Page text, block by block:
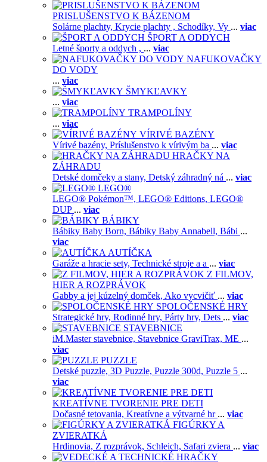
PRISLUŠENSTVO K BÁZENOM
Solárne plachty, Krycie plachty , Schodíky, Vy ... viac
ŠPORT A ODDYCH
Letné športy a oddych , ... viac
NAFUKOVAČKY
DO VODY
... viac
ŠMYKĽAVKY
... viac
TRAMPOLÍNY
... viac
VÍRIVÉ BAZÉNY
Vírivé bazény, Príslušenstvo k vírivým ba ... viac
HRAČKY NA
ZÁHRADU
Detské domčeky a stany, Detský záhradný ná ... viac
LEGO®
LEGO® Pokémon™, LEGO® Editions, LEGO®
DUP ... viac
BÁBIKY
Bábiky Baby Born, Bábiky Baby Annabell, Bábi ...
viac
AUTÍČKA
Garáže a hracie sety, Technické stroje a a ... viac
Z FILMOV,
HIER A ROZPRÁVOK
Gabby a jej kúzelný domček, Ako vycvičiť ... viac
SPOLOČENSKÉ HRY
Strategické hry, Rodinné hry, Párty hry, Dets ... viac
STAVEBNICE
iM.Master stavebnice, Stavebnice GraviTrax, ME ...
viac
PUZZLE
Detské puzzle, 3D Puzzle, Puzzle 300d, Puzzle 5 ...
viac
KREATÍVNE TVORENIE PRE DETI
Dočasné tetovania, Kreatívne a výtvarné hr ... viac
FIGÚRKY A
ZVIERATKÁ
Hrdinovia, Z rozprávok, Schleich, Safari zviera ... viac